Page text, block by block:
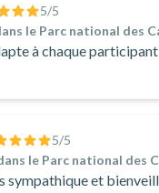
5/5
le Parc national des
à chaque
5/5
le Parc national des
sympathique et